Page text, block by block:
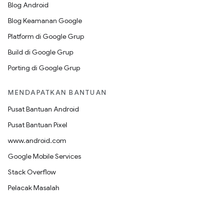
Blog Android
Blog Keamanan Google
Platform di Google Grup
Build di Google Grup
Porting di Google Grup
MENDAPATKAN BANTUAN
Pusat Bantuan Android
Pusat Bantuan Pixel
www.android.com
Google Mobile Services
Stack Overflow
Pelacak Masalah